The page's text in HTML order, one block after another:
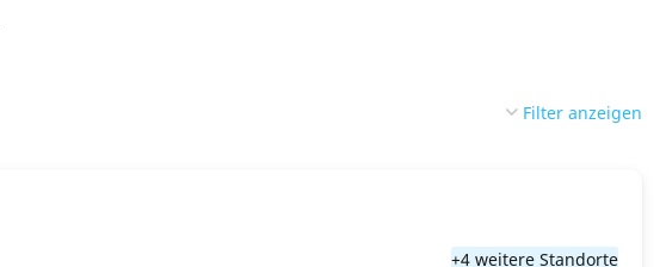
Filter anzeigen
+4 weitere Standorte